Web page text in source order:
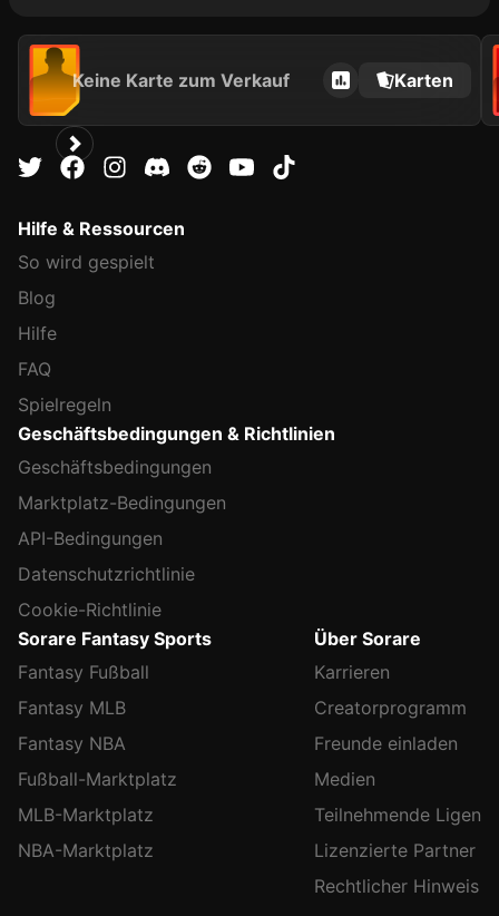
Keine Karte zum Verkauf Karten
Hilfe & Ressourcen
So wird gespielt
Blog
Hilfe
FAQ
Spielregeln
Geschäftsbedingungen & Richtlinien
Geschäftsbedingungen
Marktplatz-Bedingungen
API-Bedingungen
Datenschutzrichtlinie
Cookie-Richtlinie
Sorare Fantasy Sports
Fantasy Fußball
Fantasy MLB
Fantasy NBA
Fußball-Marktplatz
MLB-Marktplatz
NBA-Marktplatz
Über Sorare
Karrieren
Creatorprogramm
Freunde einladen
Medien
Teilnehmende Ligen
Lizenzierte Partner
Rechtlicher Hinweis